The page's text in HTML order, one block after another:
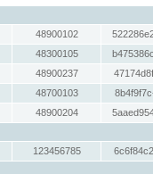
48900102
48300105
48900237
48700103
48900204
123456785